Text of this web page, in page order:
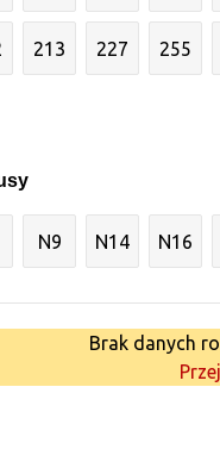
213 227 255
N9 N14 N16
Brak danych